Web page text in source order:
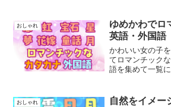
おしゃれ
ゆめかわでロ
英語・外国語
かわいい女の子
てロマンチック
語を集めて一覧
おしゃれ
自然をイメー